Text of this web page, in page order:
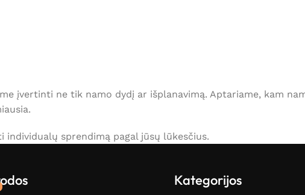
įvertinti ne tik namo dydį ar išplanavimą. Aptariame, kam
sprendimą pagal jūsų lūkesčius.
Kategorijos